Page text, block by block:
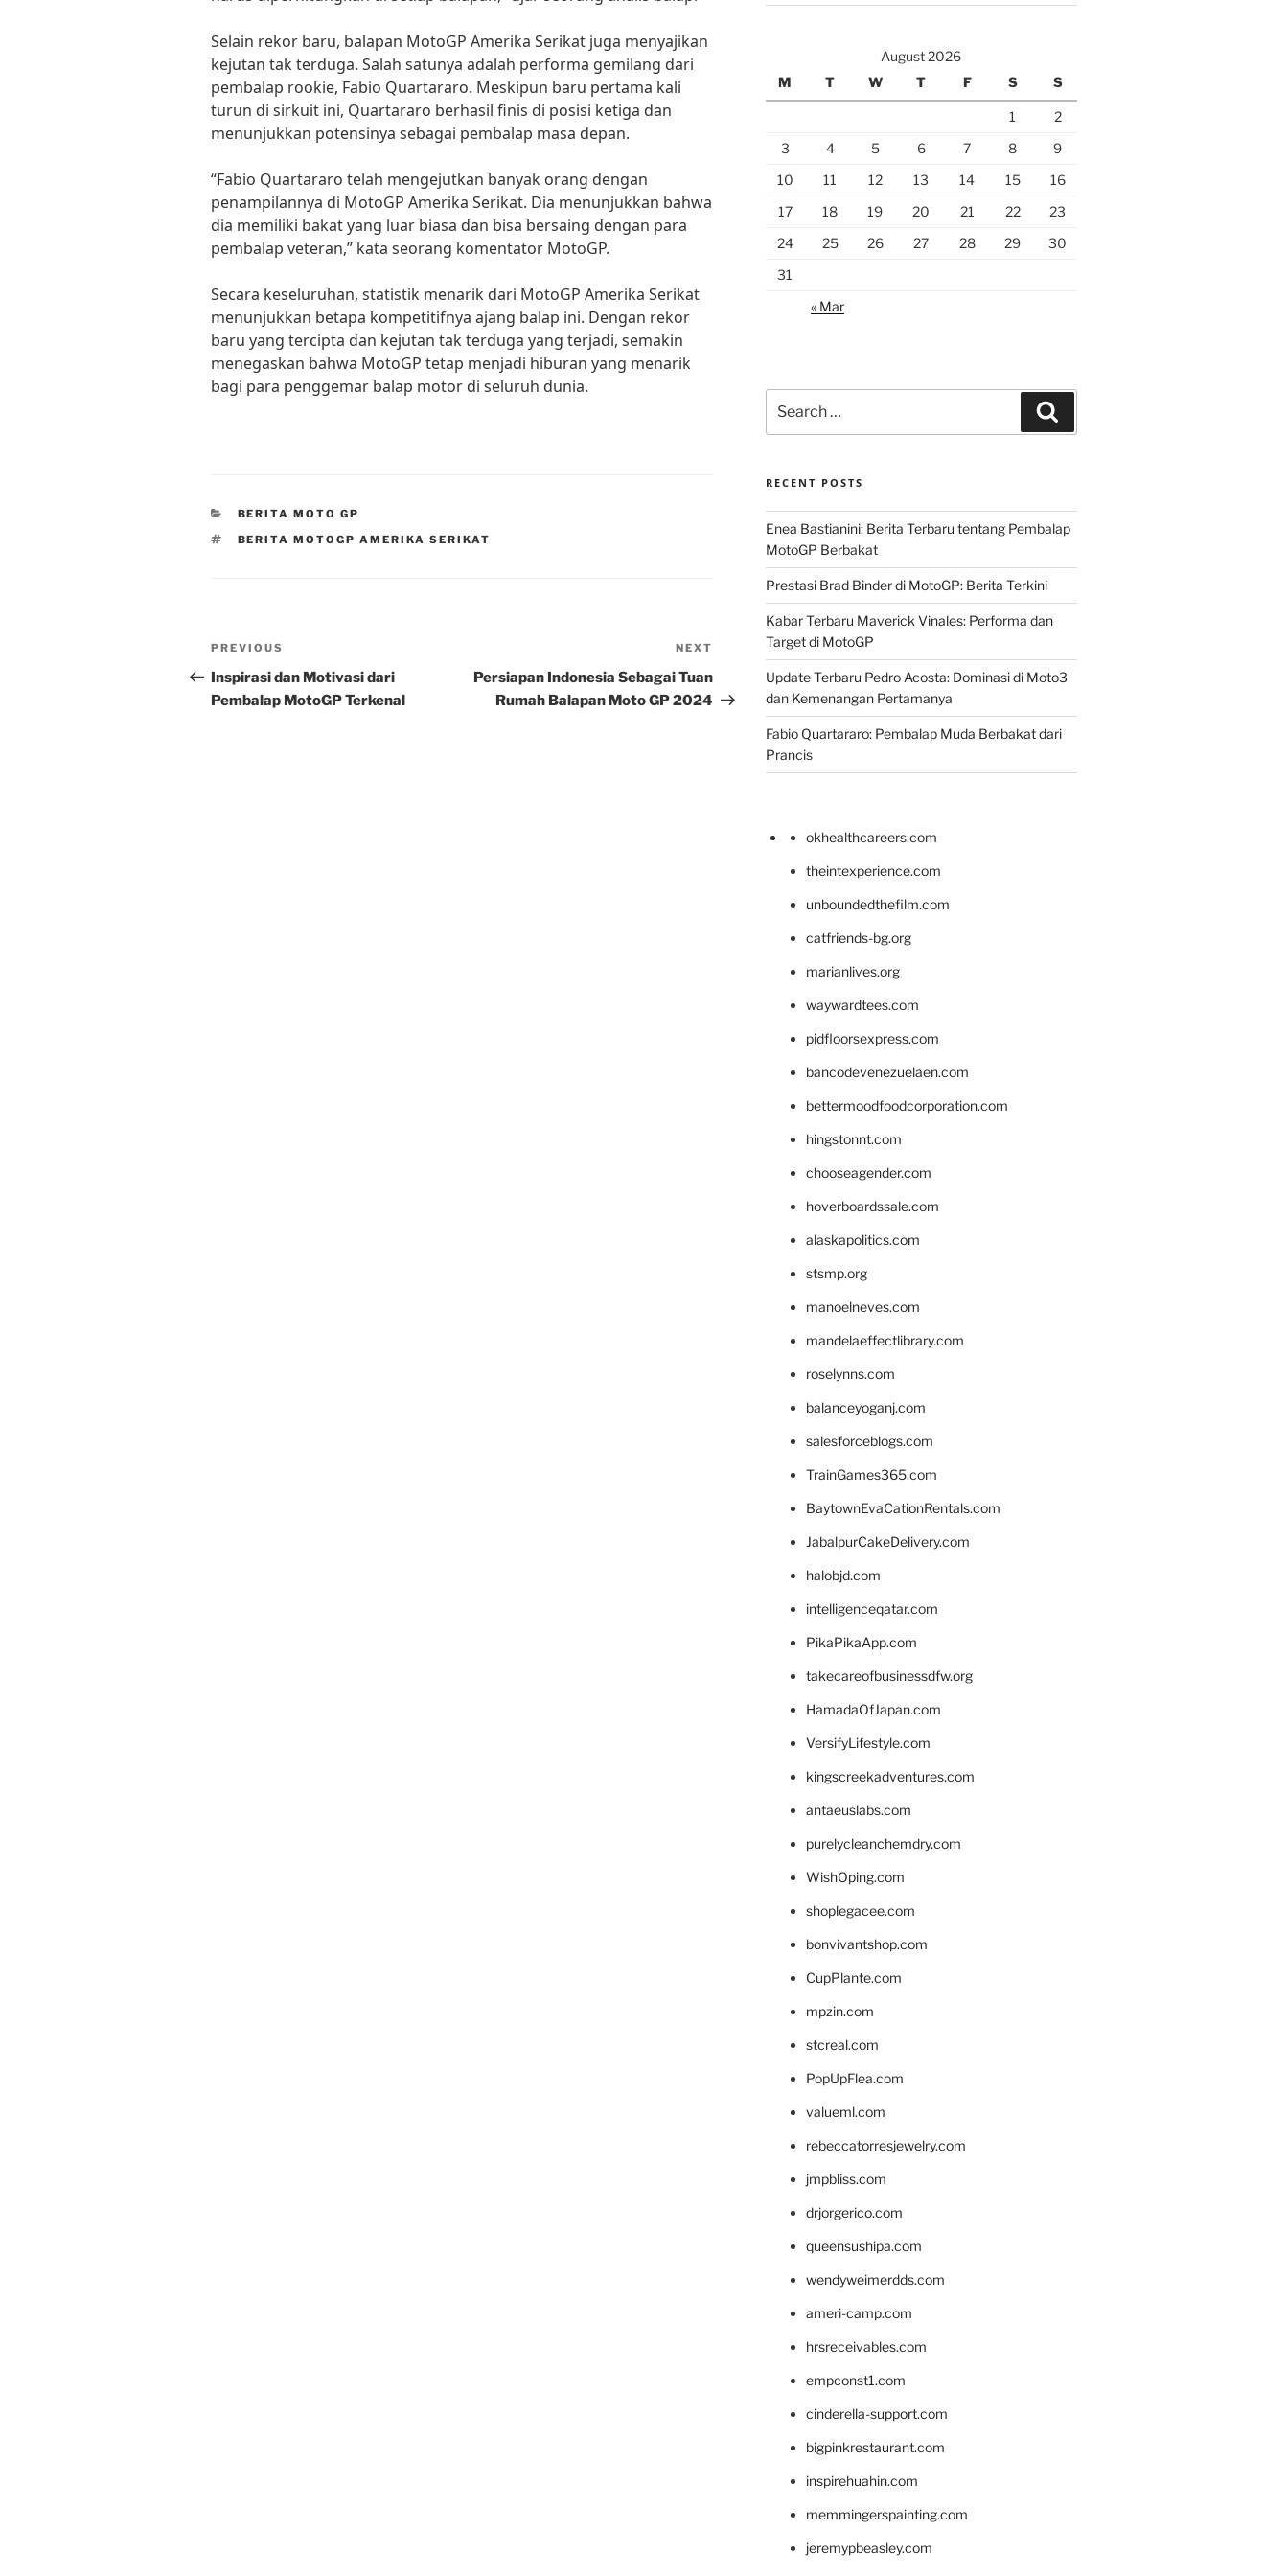
Selain rekor baru, balapan MotoGP Amerika Serikat juga menyajikan
kejutan tak terduga. Salah satunya adalah performa gemilang dari
pembalap rookie, Fabio Quartararo. Meskipun baru pertama kali
turun di sirkuit ini, Quartararo berhasil finis di posisi ketiga dan
menunjukkan potensinya sebagai pembalap masa depan.
“Fabio Quartararo telah mengejutkan banyak orang dengan
penampilannya di MotoGP Amerika Serikat. Dia menunjukkan bahwa
dia memiliki bakat yang luar biasa dan bisa bersaing dengan para
pembalap veteran,” kata seorang komentator MotoGP.
Secara keseluruhan, statistik menarik dari MotoGP Amerika Serikat
menunjukkan betapa kompetitifnya ajang balap ini. Dengan rekor
baru yang tercipta dan kejutan tak terduga yang terjadi, semakin
menegaskan bahwa MotoGP tetap menjadi hiburan yang menarik
bagi para penggemar balap motor di seluruh dunia.
CATEGORIES
BERITA MOTO GP
TAGS
BERITA MOTOGP AMERIKA SERIKAT
Post
navigation
Previous
Post
PREVIOUS
Inspirasi dan Motivasi dari
Pembalap MotoGP Terkenal
Post
NEXT
Persiapan Indonesia Sebagai Tuan
Rumah Balapan Moto GP 2024
August 2026
M
T W T F S S
1
2
3
4 5 6 7 8
9
10
11 12 13 14 15
16
17
18 19 20 21 22
23
24
25 26 27 28 29
30
31
« Mar
for:
RECENT POSTS
Enea Bastianini: Berita Terbaru tentang Pembalap
MotoGP Berbakat
Prestasi Brad Binder di MotoGP: Berita Terkini
Kabar Terbaru Maverick Vinales: Performa dan
Target di MotoGP
Update Terbaru Pedro Acosta: Dominasi di Moto3
dan Kemenangan Pertamanya
Fabio Quartararo: Pembalap Muda Berbakat dari
Prancis
okhealthcareers.com
theintexperience.com
unboundedthefilm.com
catfriends-bg.org
marianlives.org
waywardtees.com
pidfloorsexpress.com
bancodevenezuelaen.com
bettermoodfoodcorporation.com
hingstonnt.com
chooseagender.com
hoverboardssale.com
alaskapolitics.com
stsmp.org
manoelneves.com
mandelaeffectlibrary.com
roselynns.com
balanceyoganj.com
salesforceblogs.com
TrainGames365.com
BaytownEvaCationRentals.com
JabalpurCakeDelivery.com
halobjd.com
intelligenceqatar.com
PikaPikaApp.com
takecareofbusinessdfw.org
HamadaOfJapan.com
VersifyLifestyle.com
kingscreekadventures.com
antaeuslabs.com
purelycleanchemdry.com
WishOping.com
shoplegacee.com
bonvivantshop.com
CupPlante.com
mpzin.com
stcreal.com
PopUpFlea.com
valueml.com
rebeccatorresjewelry.com
jmpbliss.com
drjorgerico.com
queensushipa.com
wendyweimerdds.com
ameri-camp.com
hrsreceivables.com
empconst1.com
cinderella-support.com
bigpinkrestaurant.com
inspirehuahin.com
memmingerspainting.com
jeremypbeasley.com